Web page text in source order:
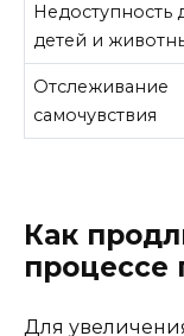
Недоступность
детей и
Отслеживание
самочувствия
Как
процессе
Для